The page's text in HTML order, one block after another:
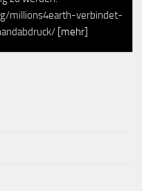
millions4earth-verbindet-
[mehr]